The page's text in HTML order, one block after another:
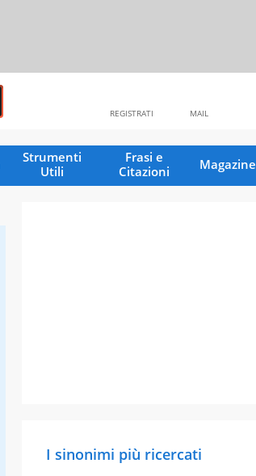
MAIL
REGISTRATI
Strumenti
Utili
Frasi e
Citazioni
Magazine
I sinonimi più ricercati